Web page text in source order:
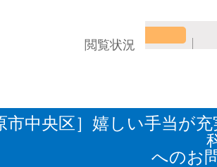
閲覧状況
市中央区］嬉しい手当
へのお